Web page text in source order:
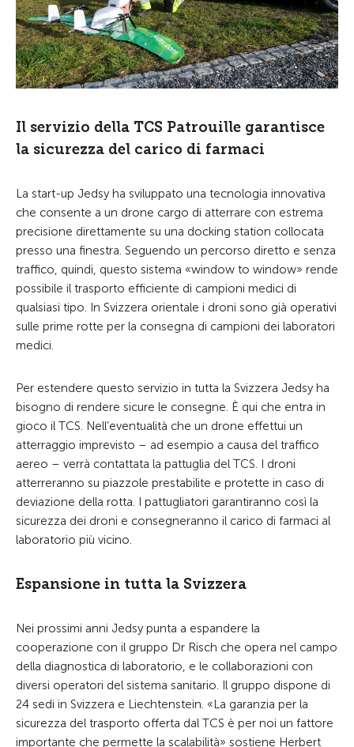
Il servizio della TCS Patrouille garantisce
la sicurezza del carico di farmaci
La start-up Jedsy ha sviluppato una tecnologia innovativa
che consente a un drone cargo di atterrare con estrema
precisione direttamente su una docking station collocata
presso una finestra. Seguendo un percorso diretto e senza
traffico, quindi, questo sistema «window to window» rende
possibile il trasporto efficiente di campioni medici di
qualsiasi tipo. In Svizzera orientale i droni sono già operativi
sulle prime rotte per la consegna di campioni dei laboratori
medici.
Per estendere questo servizio in tutta la Svizzera Jedsy ha
bisogno di rendere sicure le consegne. È qui che entra in
gioco il TCS. Nell’eventualità che un drone effettui un
atterraggio imprevisto – ad esempio a causa del traffico
aereo – verrà contattata la pattuglia del TCS. I droni
atterreranno su piazzole prestabilite e protette in caso di
deviazione della rotta. I pattugliatori garantiranno così la
sicurezza dei droni e consegneranno il carico di farmaci al
laboratorio più vicino.
Espansione in tutta la Svizzera
Nei prossimi anni Jedsy punta a espandere la
cooperazione con il gruppo Dr Risch che opera nel campo
della diagnostica di laboratorio, e le collaborazioni con
diversi operatori del sistema sanitario. Il gruppo dispone di
24 sedi in Svizzera e Liechtenstein. «La garanzia per la
sicurezza del trasporto offerta dal TCS è per noi un fattore
importante che permette la scalabilità» sostiene Herbert